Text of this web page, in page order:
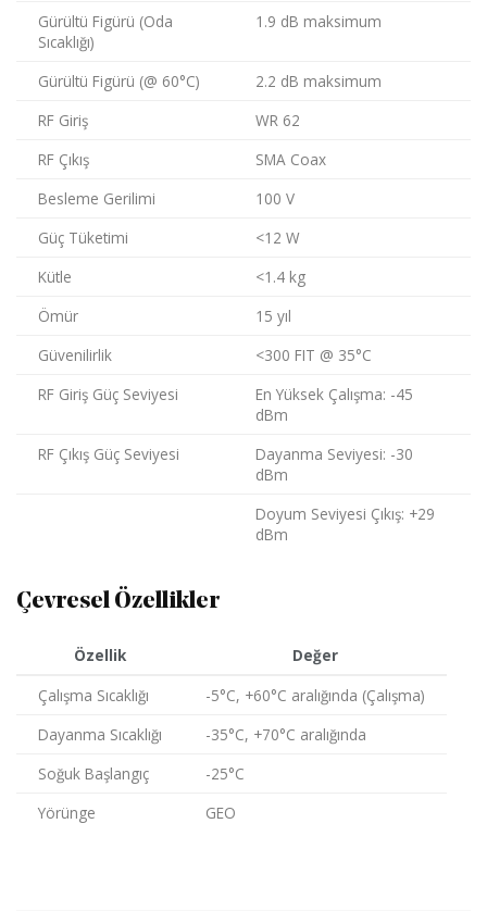
Gürültü Figürü (Oda
Sıcaklığı)
1.9 dB maksimum
Gürültü Figürü (@ 60°C)
2.2 dB maksimum
RF Giriş
WR 62
RF Çıkış
SMA Coax
Besleme Gerilimi
100 V
Güç Tüketimi
<12 W
Kütle
<1.4 kg
Ömür
15 yıl
Güvenilirlik
<300 FIT @ 35°C
RF Giriş Güç Seviyesi
En Yüksek Çalışma: -45
dBm
RF Çıkış Güç Seviyesi
Dayanma Seviyesi: -30
dBm
Doyum Seviyesi Çıkış: +29
dBm
Çevresel Özellikler
Özellik
Değer
Çalışma Sıcaklığı
-5°C, +60°C aralığında (Çalışma)
Dayanma Sıcaklığı
-35°C, +70°C aralığında
Soğuk Başlangıç
-25°C
Yörünge
GEO